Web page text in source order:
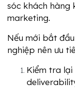
sóc khách hàng
marketing.
Nếu mới bắt
nghiệp nên ưu
Kiểm tra